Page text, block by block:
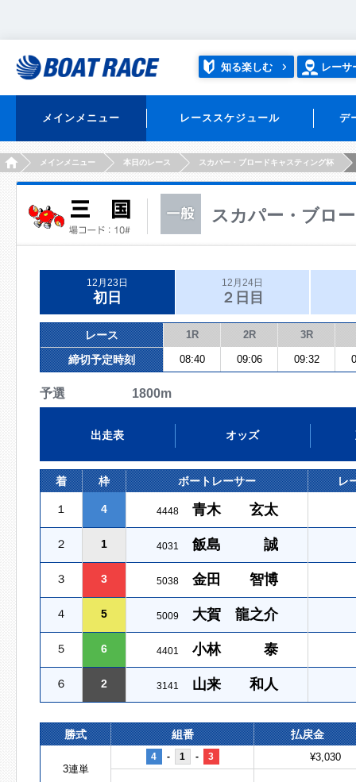
知る楽しむ レーサ
メインメニュー レーススケジュール デ
HOMEメインメニュー 本日のレース スカパー・ブロードキャスティング杯
スカパー・ブロ
12月23日
初日
12月24日
２日目
レース 1R 2R 3R
締切予定時刻 08:40 09:06 09:32
予選 1800m
出走表 オッズ
着 枠 ボートレーサー レ
１ 4 4448 青木 玄太
２ 1 4031 飯島 誠
３ 3 5038 金田 智博
４ 5 5009 大賀 龍之介
５ 6 4401 小林 泰
６ 2 3141 山来 和人
勝式 組番 払戻金
3連単
4 - 1 - 3 ¥3,030